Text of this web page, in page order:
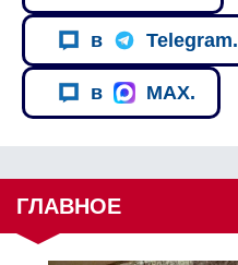
в Telegram.
в MAX.
ГЛАВНОЕ